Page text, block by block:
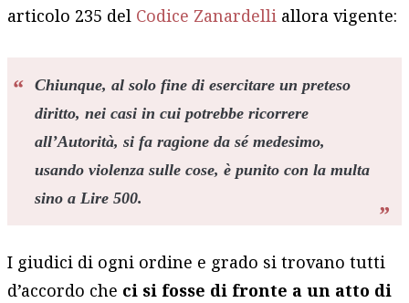
articolo 235 del Codice Zanardelli allora vigente:
Chiunque, al solo fine di esercitare un preteso
diritto, nei casi in cui potrebbe ricorrere
all’Autorità, si fa ragione da sé medesimo,
usando violenza sulle cose, è punito con la multa
sino a Lire 500.
I giudici di ogni ordine e grado si trovano tutti
d’accordo che ci si fosse di fronte a un atto di